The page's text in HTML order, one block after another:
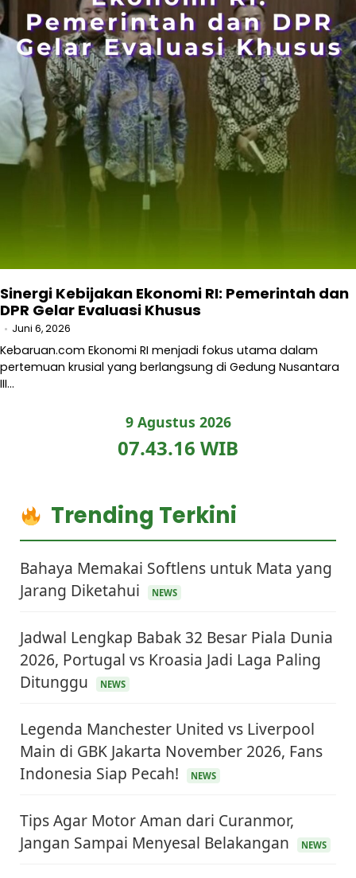
Sinergi Kebijakan Ekonomi RI: Pemerintah dan
DPR Gelar Evaluasi Khusus
Juni 6, 2026
Kebaruan.com Ekonomi RI menjadi fokus utama dalam
pertemuan krusial yang berlangsung di Gedung Nusantara
III…
9 Agustus 2026
07.43.17 WIB
Trending Terkini
Bahaya Memakai Softlens untuk Mata yang
Jarang Diketahui
NEWS
Jadwal Lengkap Babak 32 Besar Piala Dunia
2026, Portugal vs Kroasia Jadi Laga Paling
Ditunggu
NEWS
Legenda Manchester United vs Liverpool
Main di GBK Jakarta November 2026, Fans
Indonesia Siap Pecah!
NEWS
Tips Agar Motor Aman dari Curanmor,
Jangan Sampai Menyesal Belakangan
NEWS